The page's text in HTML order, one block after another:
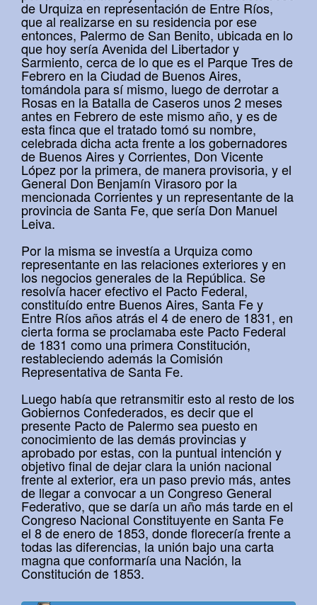
de Urquiza en representación de Entre Ríos,
que al realizarse en su residencia por ese
entonces, Palermo de San Benito, ubicada en lo
que hoy sería Avenida del Libertador y
Sarmiento, cerca de lo que es el Parque Tres de
Febrero en la Ciudad de Buenos Aires,
tomándola para sí mismo, luego de derrotar a
Rosas en la Batalla de Caseros unos 2 meses
antes en Febrero de este mismo año, y es de
esta finca que el tratado tomó su nombre,
celebrada dicha acta frente a los gobernadores
de Buenos Aires y Corrientes, Don Vicente
López por la primera, de manera provisoria, y el
General Don Benjamín Virasoro por la
mencionada Corrientes y un representante de la
provincia de Santa Fe, que sería Don Manuel
Leiva.
Por la misma se investía a Urquiza como
representante en las relaciones exteriores y en
los negocios generales de la República. Se
resolvía hacer efectivo el Pacto Federal,
constituído entre Buenos Aires, Santa Fe y
Entre Ríos años atrás el 4 de enero de 1831, en
cierta forma se proclamaba este Pacto Federal
de 1831 como una primera Constitución,
restableciendo además la Comisión
Representativa de Santa Fe.
Luego había que retransmitir esto al resto de los
Gobiernos Confederados, es decir que el
presente Pacto de Palermo sea puesto en
conocimiento de las demás provincias y
aprobado por estas, con la puntual intención y
objetivo final de dejar clara la unión nacional
frente al exterior, era un paso previo más, antes
de llegar a convocar a un Congreso General
Federativo, que se daría un año más tarde en el
Congreso Nacional Constituyente en Santa Fe
el 8 de enero de 1853, donde florecería frente a
todas las diferencias, la unión bajo una carta
magna que conformaría una Nación, la
Constitución de 1853.